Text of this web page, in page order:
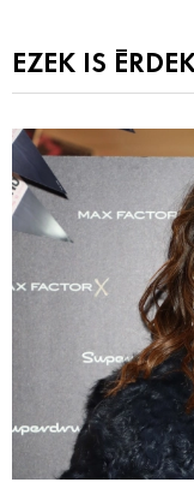
EZEK IS